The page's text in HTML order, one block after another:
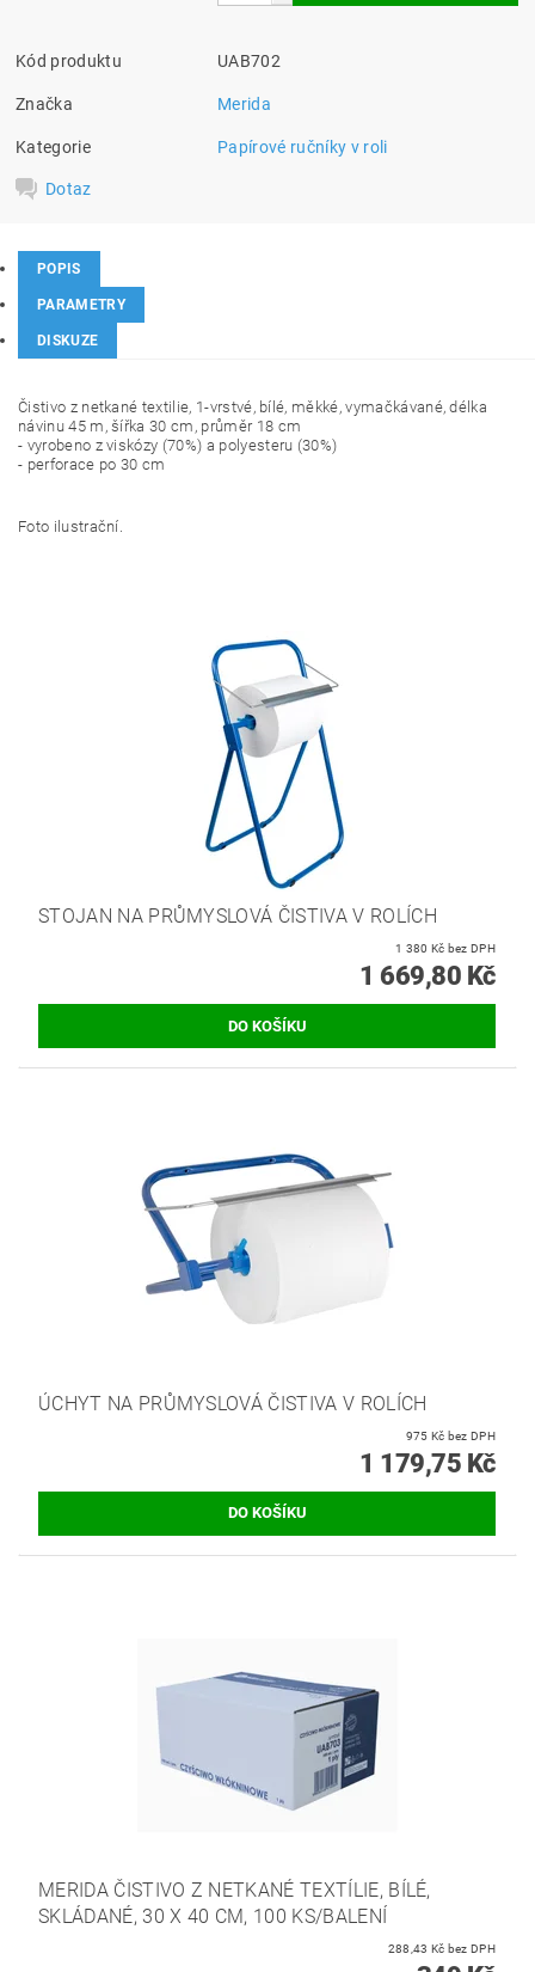
Kód produktu UAB702
Značka Merida
Kategorie Papírové ručníky v roli
Dotaz
POPIS
PARAMETRY
DISKUZE
Čistivo z netkané textilie, 1-vrstvé, bílé, měkké, vymačkávané, délka
návinu 45 m, šířka 30 cm, průměr 18 cm
- vyrobeno z viskózy (70%) a polyesteru (30%)
- perforace po 30 cm
Foto ilustrační.
STOJAN NA PRŮMYSLOVÁ ČISTIVA V ROLÍCH
1 380 Kč bez DPH
1 669,80 Kč
ÚCHYT NA PRŮMYSLOVÁ ČISTIVA V ROLÍCH
975 Kč bez DPH
1 179,75 Kč
MERIDA ČISTIVO Z NETKANÉ TEXTÍLIE, BÍLÉ,
SKLÁDANÉ, 30 X 40 CM, 100 KS/BALENÍ
288,43 Kč bez DPH